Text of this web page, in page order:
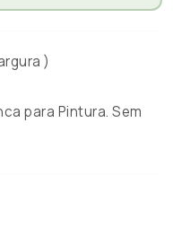
)
para Pintura. Sem